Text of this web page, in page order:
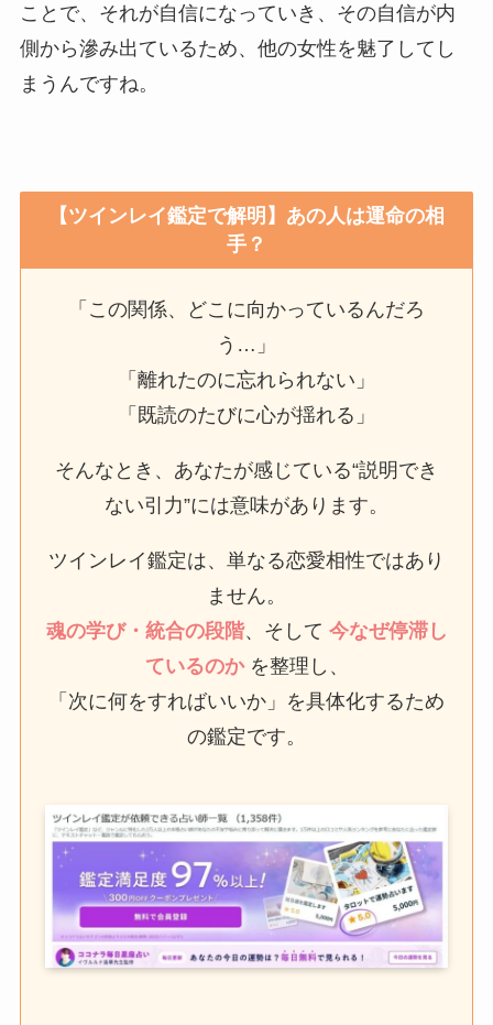
ことで、それが自信になっていき、その自信が内
側から滲み出ているため、他の女性を魅了してし
まうんですね。
【ツインレイ鑑定で解明】あの人は運命の相
手？
「この関係、どこに向かっているんだろ
う…」
「離れたのに忘れられない」
「既読のたびに心が揺れる」
そんなとき、あなたが感じている“説明でき
ない引力”には意味があります。
ツインレイ鑑定は、単なる恋愛相性ではあり
ません。
魂の学び・統合の段階、そして 今なぜ停滞し
ているのかを整理し、
「次に何をすればいいか」を具体化するため
の鑑定です。